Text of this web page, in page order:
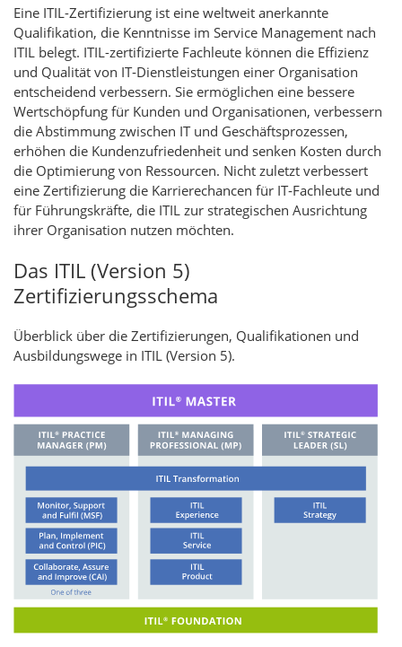
Eine ITIL-Zertifizierung ist eine weltweit anerkannte
Qualifikation, die Kenntnisse im Service Management nach
ITIL belegt. ITIL-zertifizierte Fachleute können die Effizienz
und Qualität von IT‑Dienstleistungen einer Organisation
entscheidend verbessern. Sie ermöglichen eine bessere
Wertschöpfung für Kunden und Organisationen, verbessern
die Abstimmung zwischen IT und Geschäftsprozessen,
erhöhen die Kundenzufriedenheit und senken Kosten durch
die Optimierung von Ressourcen. Nicht zuletzt verbessert
eine Zertifizierung die Karrierechancen für IT‑Fachleute und
für Führungskräfte, die ITIL zur strategischen Ausrichtung
ihrer Organisation nutzen möchten.
Das ITIL (Version 5)
Zertifizierungsschema
Überblick über die Zertifizierungen, Qualifikationen und
Ausbildungswege in ITIL (Version 5).